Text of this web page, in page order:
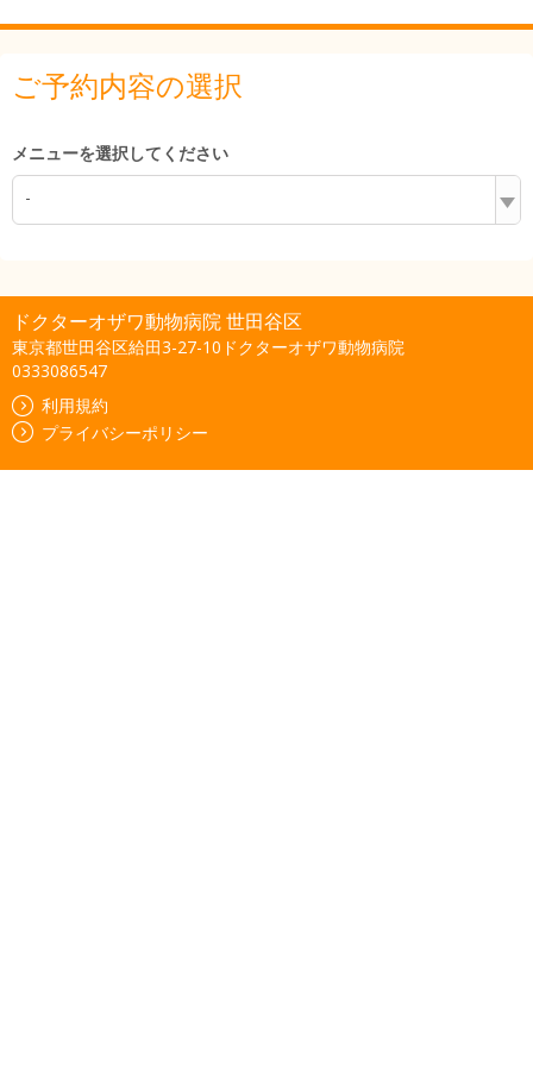
ご予約内容の選択
メニューを選択してください
-
ドクターオザワ動物病院 世田谷区
東京都世田谷区給田3-27-10ドクターオザワ動物病院
0333086547
利用規約
プライバシーポリシー